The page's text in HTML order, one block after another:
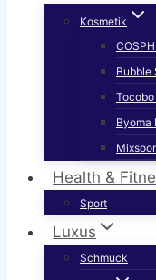
Kosmetik
Bubble
Byoma
Health &
Sport
Luxus
Schmuck